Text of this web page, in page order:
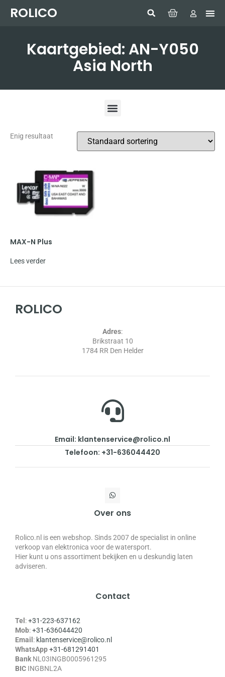
ROLICO
Kaartgebied: AN-Y050
Asia North
Enig resultaat
MAX-N Plus
Lees verder
ROLICO
Adres:
Brikstraat 10
1784 RR Den Helder
Email: klantenservice@rolico.nl
Telefoon: +31-636044420
Over ons
Rolico.nl is een webshop. Sinds 2007 de specialist in online
verkoop van elektronica voor de watersport.
Hier kunt u ons assortiment bekijken en u deskundig laten
adviseren.
Contact
Tel :+31-223-637162
Mob:+31-636044420
Email : klantenservice@rolico.nl
WhatsApp+31-681291401
Bank NL03INGB0005961295
BIC INGBNL2A